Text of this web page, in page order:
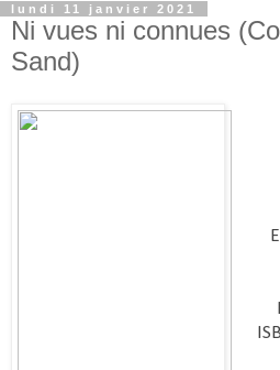
lundi 11 janvier 2021
Ni vues ni connues
Sand)